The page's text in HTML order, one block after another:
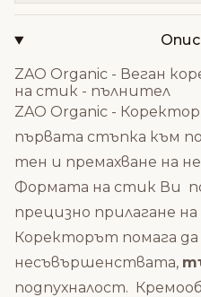
ZAO Organic - Веган
на стик - пълнител
ZAO Organic -
първата стъпка към
тен и премахване на
Формата на стик Ви
прецизно прилагане
Коректорът помага
несъвършенствата,
подпухналост.